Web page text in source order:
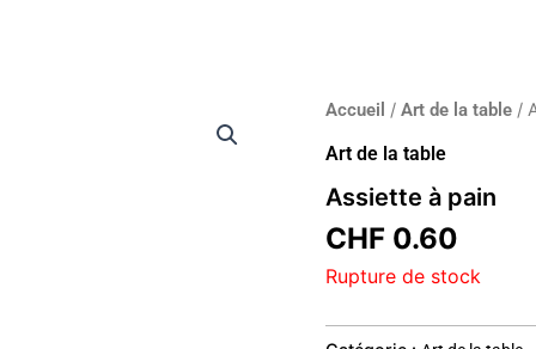
Accueil / Art de la table /
Art de la table
Assiette à pain
CHF 0.60
Rupture de stock